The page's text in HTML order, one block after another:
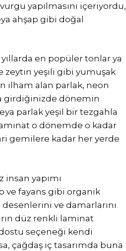
yapılmasını içeriyordu,
ahşap gibi doğal
en popüler tonlar ya
zeytin yeşili gibi yumuşak
ilham alan parlak, neon
girdiğinizde dönemin
parlak yeşil bir tezgahla
o dönemde o kadar
gemilere kadar her yerde
yapımı
ve fayans gibi organik
ve damarlarını
düz renkli laminat
seçeneği kendi
çağdaş iç tasarımda buna